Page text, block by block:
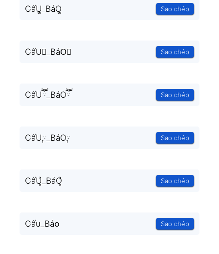
GấU͚_BảO͚ Sao chép
GấU⃒_BảO⃒ Sao chép
GấUཽ_BảOཽ Sao chép
GấU༙_BảO༙ Sao chép
GấU͓̽_BảO͓̽ Sao chép
Gấᴜ_Bảᴏ Sao chép